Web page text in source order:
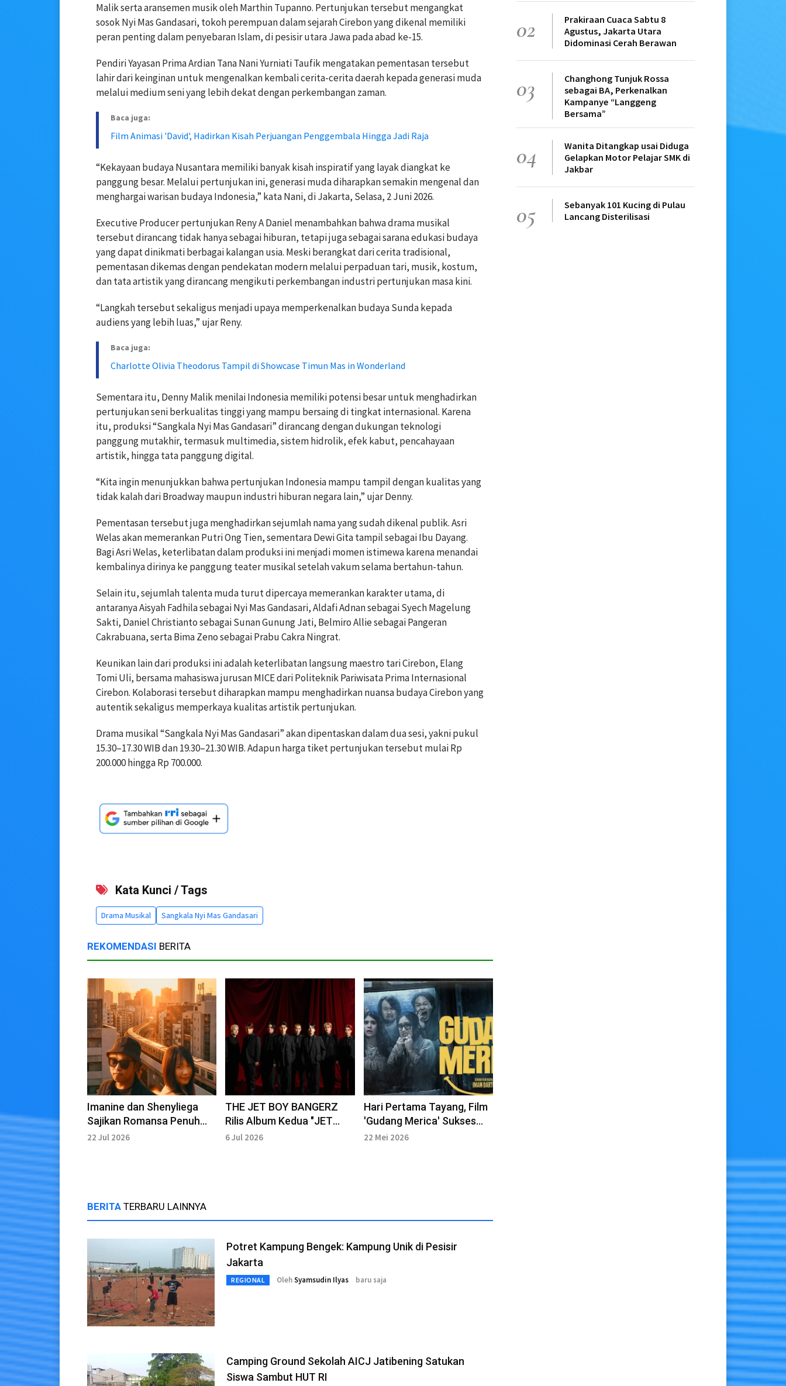
Malik serta aransemen musik oleh Marthin Tupanno. Pertunjukan tersebut mengangkat
sosok Nyi Mas Gandasari, tokoh perempuan dalam sejarah Cirebon yang dikenal memiliki
peran penting dalam penyebaran Islam, di pesisir utara Jawa pada abad ke-15.
Pendiri Yayasan Prima Ardian Tana Nani Yurniati Taufik mengatakan pementasan tersebut
lahir dari keinginan untuk mengenalkan kembali cerita-cerita daerah kepada generasi muda
melalui medium seni yang lebih dekat dengan perkembangan zaman.
Baca juga:
Film Animasi 'David', Hadirkan Kisah Perjuangan Penggembala Hingga Jadi Raja
“Kekayaan budaya Nusantara memiliki banyak kisah inspiratif yang layak diangkat ke
panggung besar. Melalui pertunjukan ini, generasi muda diharapkan semakin mengenal dan
menghargai warisan budaya Indonesia,” kata Nani, di Jakarta, Selasa, 2 Juni 2026.
Executive Producer pertunjukan Reny A Daniel menambahkan bahwa drama musikal
tersebut dirancang tidak hanya sebagai hiburan, tetapi juga sebagai sarana edukasi budaya
yang dapat dinikmati berbagai kalangan usia. Meski berangkat dari cerita tradisional,
pementasan dikemas dengan pendekatan modern melalui perpaduan tari, musik, kostum,
dan tata artistik yang dirancang mengikuti perkembangan industri pertunjukan masa kini.
“Langkah tersebut sekaligus menjadi upaya memperkenalkan budaya Sunda kepada
audiens yang lebih luas,” ujar Reny.
Baca juga:
Charlotte Olivia Theodorus Tampil di Showcase Timun Mas in Wonderland
Sementara itu, Denny Malik menilai Indonesia memiliki potensi besar untuk menghadirkan
pertunjukan seni berkualitas tinggi yang mampu bersaing di tingkat internasional. Karena
itu, produksi “Sangkala Nyi Mas Gandasari” dirancang dengan dukungan teknologi
panggung mutakhir, termasuk multimedia, sistem hidrolik, efek kabut, pencahayaan
artistik, hingga tata panggung digital.
“Kita ingin menunjukkan bahwa pertunjukan Indonesia mampu tampil dengan kualitas yang
tidak kalah dari Broadway maupun industri hiburan negara lain,” ujar Denny.
Pementasan tersebut juga menghadirkan sejumlah nama yang sudah dikenal publik. Asri
Welas akan memerankan Putri Ong Tien, sementara Dewi Gita tampil sebagai Ibu Dayang.
Bagi Asri Welas, keterlibatan dalam produksi ini menjadi momen istimewa karena menandai
kembalinya dirinya ke panggung teater musikal setelah vakum selama bertahun-tahun.
Selain itu, sejumlah talenta muda turut dipercaya memerankan karakter utama, di
antaranya Aisyah Fadhila sebagai Nyi Mas Gandasari, Aldafi Adnan sebagai Syech Magelung
Sakti, Daniel Christianto sebagai Sunan Gunung Jati, Belmiro Allie sebagai Pangeran
Cakrabuana, serta Bima Zeno sebagai Prabu Cakra Ningrat.
Keunikan lain dari produksi ini adalah keterlibatan langsung maestro tari Cirebon, Elang
Tomi Uli, bersama mahasiswa jurusan MICE dari Politeknik Pariwisata Prima Internasional
Cirebon. Kolaborasi tersebut diharapkan mampu menghadirkan nuansa budaya Cirebon yang
autentik sekaligus memperkaya kualitas artistik pertunjukan.
Drama musikal “Sangkala Nyi Mas Gandasari” akan dipentaskan dalam dua sesi, yakni pukul
15.30–17.30 WIB dan 19.30–21.30 WIB. Adapun harga tiket pertunjukan tersebut mulai Rp
200.000 hingga Rp 700.000.
Kata Kunci / Tags
Drama Musikal Sangkala Nyi Mas Gandasari
REKOMENDASI BERITA
Imanine dan Shenyliega
Sajikan Romansa Penuh
Warna
22 Jul 2026
THE JET BOY BANGERZ
Rilis Album Kedua "JET
BANGIN'"
6 Jul 2026
Hari Pertama Tayang, Film
'Gudang Merica' Sukses
Jaring Puluhan Ribu
22 Mei 2026
BERITA TERBARU LAINNYA
Potret Kampung Bengek: Kampung Unik di Pesisir
Jakarta
REGIONAL OlehSyamsudin Ilyas baru saja
Camping Ground Sekolah AICJ Jatibening Satukan
Siswa Sambut HUT RI
02
Prakiraan Cuaca Sabtu 8
Agustus, Jakarta Utara
Didominasi Cerah Berawan
03
Changhong Tunjuk Rossa
sebagai BA, Perkenalkan
Kampanye “Langgeng
Bersama”
04
Wanita Ditangkap usai Diduga
Gelapkan Motor Pelajar SMK di
Jakbar
05
Sebanyak 101 Kucing di Pulau
Lancang Disterilisasi